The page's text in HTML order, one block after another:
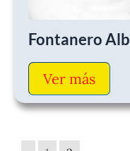
Fontanero
Ver más